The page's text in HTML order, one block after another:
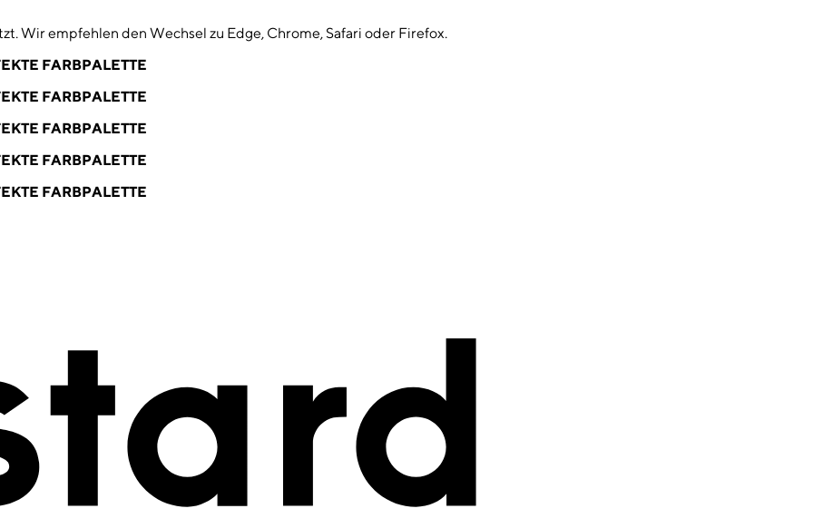
Wir empfehlen den Wechsel zu Edge, Chrome, Safari oder Firefox.
FARBPALETTE
FARBPALETTE
FARBPALETTE
FARBPALETTE
FARBPALETTE